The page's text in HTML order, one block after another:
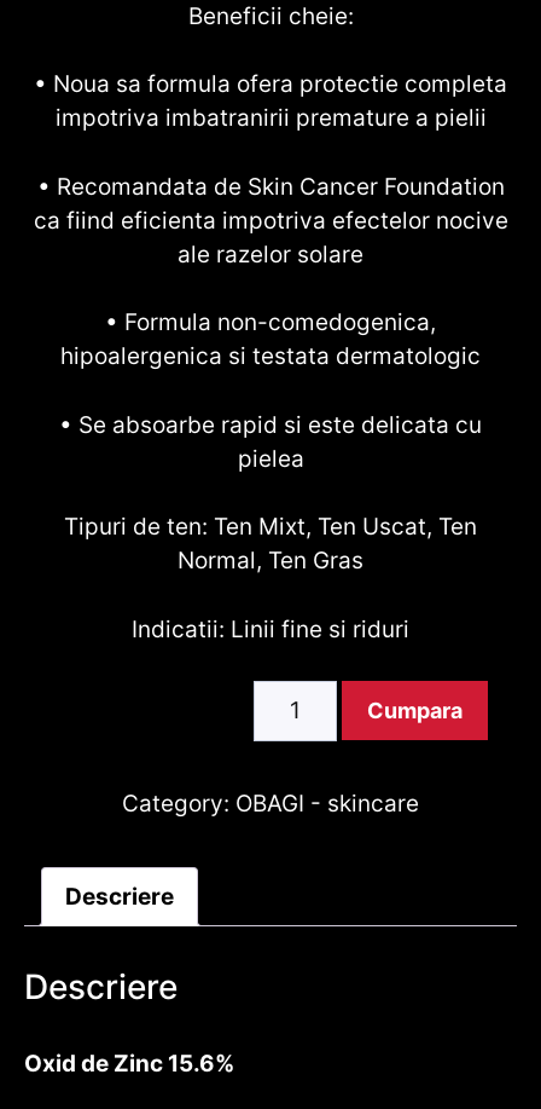
Beneficii cheie:
• Noua sa formula ofera protectie completa
impotriva imbatranirii premature a pielii
• Recomandata de Skin Cancer Foundation
ca fiind eficienta impotriva efectelor nocive
ale razelor solare
• Formula non-comedogenica,
hipoalergenica si testata dermatologic
• Se absoarbe rapid si este delicata cu
pielea
Tipuri de ten: Ten Mixt, Ten Uscat, Ten
Normal, Ten Gras
Indicatii: Linii fine si riduri
Obagi
Mineral
Cantitate
Cumpara
Category: OBAGI - skincare
Descriere
Descriere
Oxid de Zinc 15.6%